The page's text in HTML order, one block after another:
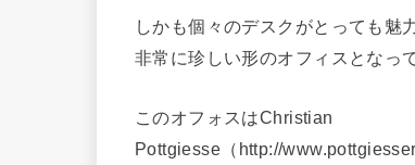
しかも個々のデスクがとっても魅
非常に珍しい形のオフィスとなっ
このオフォスはChristian
Pottgiesse（http://